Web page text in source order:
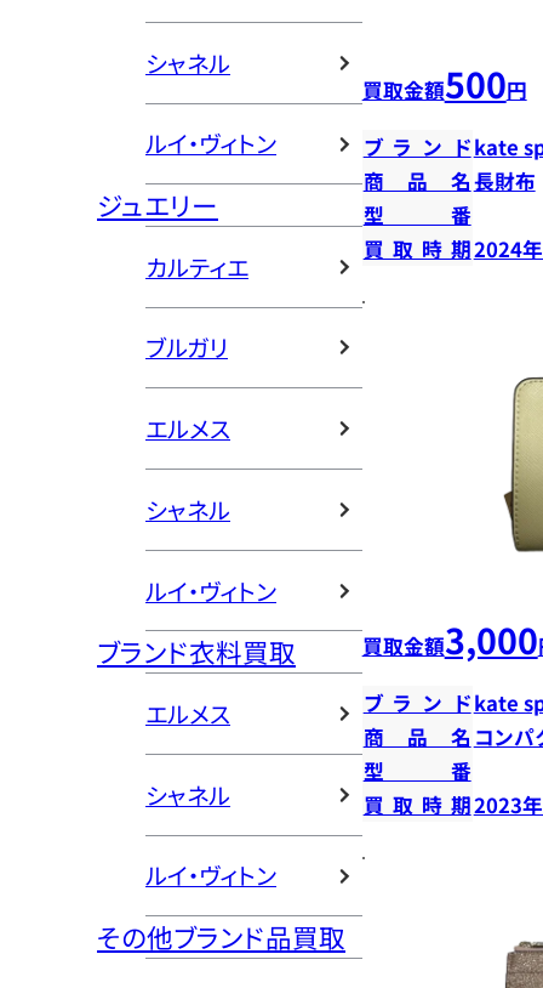
シャネル
ルイ・ヴィトン
ジュエリー
カルティエ
ブルガリ
エルメス
シャネル
ルイ・ヴィトン
ブランド衣料買取
エルメス
シャネル
ルイ・ヴィトン
その他ブランド品買取
買取金額500円
ブランドkate
商品名長財布
型番
買取時期2024
買取金額3,000
ブランドkate
商品名 コンパ
型番
買取時期2023